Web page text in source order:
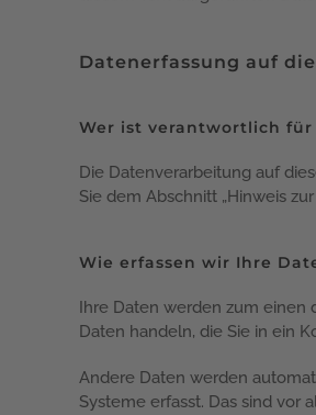
Datenerfassung auf
Wer ist verantwortlich für
Die Datenverarbeitung auf
Sie dem Abschnitt „Hinweis
Wie erfassen wir Ihre
Ihre Daten werden zum einen
Daten handeln, die Sie in ein
Andere Daten werden
Systeme erfasst. Das sind vor